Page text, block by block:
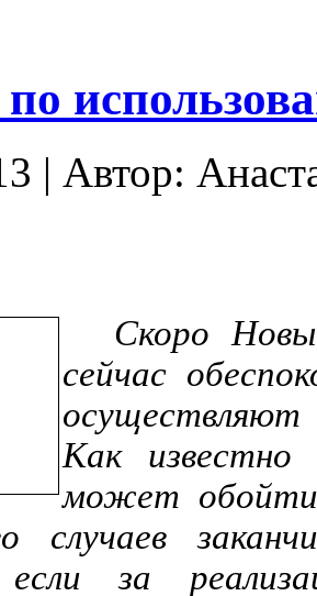
| Автор:
Скоро
сейчас
Как известно
может
случаев
если за